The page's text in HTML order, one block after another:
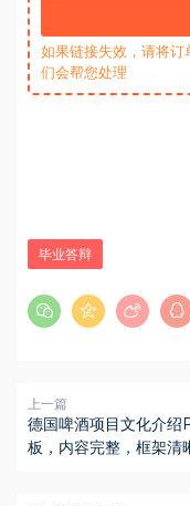
如果链接失效，请将
们会帮您处理
毕业答辩
上一篇
德国啤酒项目文化介绍
板，内容完整，框架清